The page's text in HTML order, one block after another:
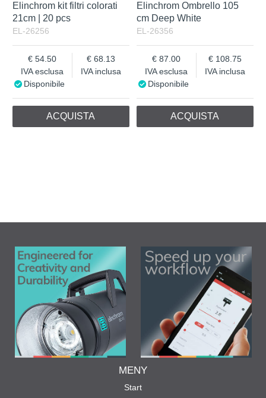
Elinchrom kit filtri colorati
21cm | 20 pcs
EL-26256
IVA esclusa
54.50
IVA inclusa
68.13
Disponibile
ACQUISTA
Elinchrom Ombrello 105
cm Deep White
EL-26356
IVA esclusa
87.00
IVA inclusa
108.75
Disponibile
ACQUISTA
MENY
Start